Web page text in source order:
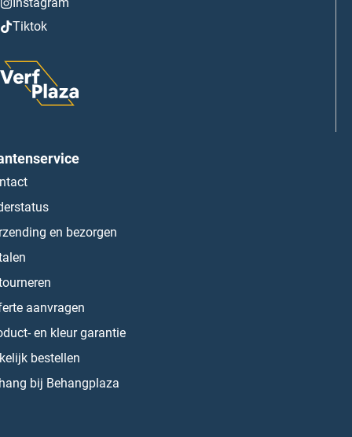
Tiktok
en bezorgen
aanvragen
en kleur garantie
bestellen
bij Behangplaza